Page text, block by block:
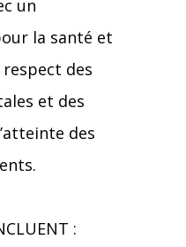
un
la santé et
des
et des
des
: